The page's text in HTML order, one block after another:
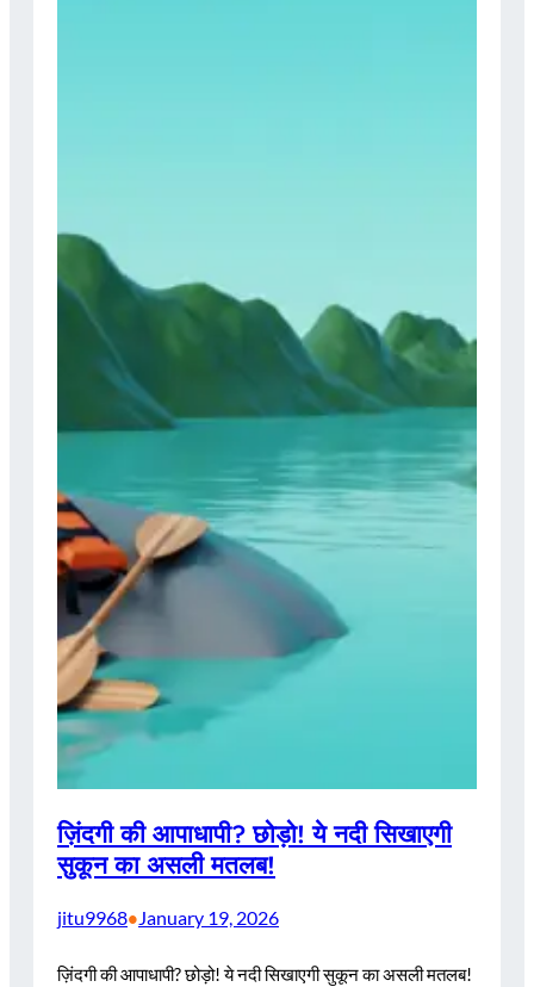
ज़िंदगी की आपाधापी? छोड़ो! ये नदी सिखाएगी
सुकून का असली मतलब!
jitu9968•January 19, 2026
ज़िंदगी की आपाधापी? छोड़ो! ये नदी सिखाएगी सुकून का असली मतलब!